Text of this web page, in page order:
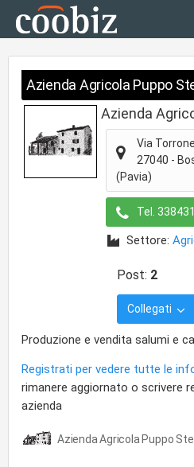
Azienda Agricola Puppo
Azienda
Via
27040 -
(Pavia)
Tel.
Settore:
Post: 2
Collegati
Produzione e vendita salumi e
Registrati per vedere tutte le
rimanere aggiornato o scrivere
azienda
Azienda Agricola Puppo